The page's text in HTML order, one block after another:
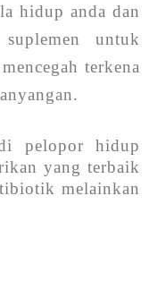
hidup anda dan
untuk
terkena
pelopor hidup
yang terbaik
melainkan